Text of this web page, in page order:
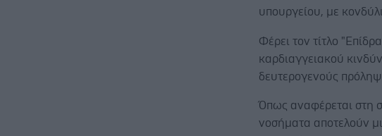
υπουργείου, με
Φέρει τον τίτλο
καρδιαγγειακού
δευτερογενούς
Όπως αναφέρεται στη
νοσήματα αποτελούν